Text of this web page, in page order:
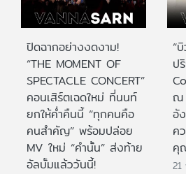
ปิดฉากอย่างงดงาม!
“THE MOMENT OF
SPECTACLE CONCERT”
คอนเสิร์ตเฉดใหม่ ที่นนท์
ยกให้ค่ำคืนนี้ “ทุกคนคือ
คนสำคัญ” พร้อมปล่อย
MV ใหม่ “คำนั้น” ส่งท้าย
อัลบั้มแล้ววันนี้!
“
ป
ณ
อั
ค
คุ
21